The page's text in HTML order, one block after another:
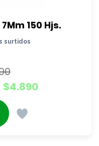
150 Hjs.
surtidos
$4.890